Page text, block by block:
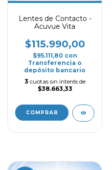
Lentes de Contacto -
Acuvue Vita
$115.990,00
$95.111,80 con
Transferencia o
depósito bancario
3 cuotas sin interés de
$38.663,33
COMPRAR